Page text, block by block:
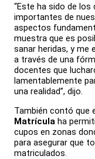
“Este ha sido de
importantes de
aspectos
muestra que es
sanar heridas, y me
a través de una
docentes que
lamentablemente
una realidad”, dijo.
También contó que
Matrícula ha
cupos en zonas
para asegurar que
matriculados.